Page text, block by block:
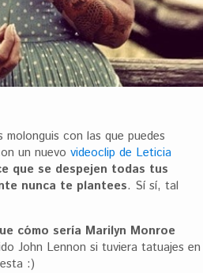
con las que puedes
un nuevo videoclip de Leticia
que se despejen todas tus
nunca te plantees. Sí sí, tal
cómo sería Marilyn Monroe
John Lennon si tuviera tatuajes en
:)